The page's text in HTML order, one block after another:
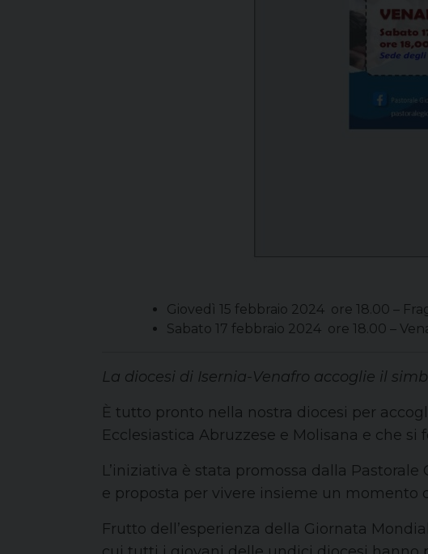
Giovedì 15 febbraio 2024 ore 18.00 –
Sabato 17 febbraio 2024 ore 18.00 –
La diocesi di Isernia-Venafro accoglie il
È tutto pronto nella nostra diocesi per
Ecclesiastica Abruzzese e Molisana e che
L’iniziativa è stata promossa dalla
e proposta per vivere insieme un momento
Frutto dell’esperienza della Giornata